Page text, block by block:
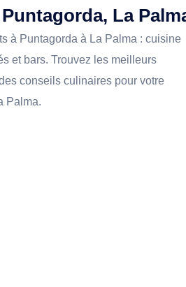
La
à Puntagorda à La Palma : cuisine
et bars. Trouvez les meilleurs
conseils culinaires pour votre
Palma.